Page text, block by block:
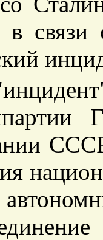
связи